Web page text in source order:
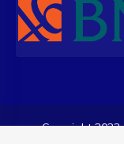
Copyright 2023